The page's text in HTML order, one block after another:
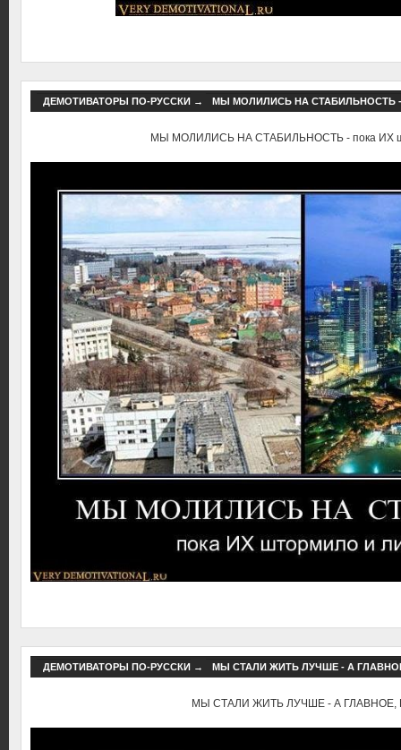
ДЕМОТИВАТОРЫ ПО-РУССКИ→ МЫ МОЛИЛИСЬ НА СТАБИЛЬНОСТЬ
МЫ МОЛИЛИСЬ НА СТАБИЛЬНОСТЬ - пока ИХ
ДЕМОТИВАТОРЫ ПО-РУССКИ→ МЫ СТАЛИ ЖИТЬ ЛУЧШЕ - А
МЫ СТАЛИ ЖИТЬ ЛУЧШЕ - А ГЛАВНОЕ,